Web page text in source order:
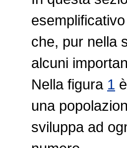
che, pur nella
alcuni
Nella figura 1
una
sviluppa ad